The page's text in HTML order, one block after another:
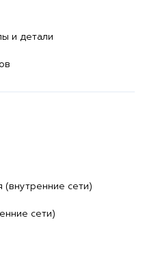
и детали
(внутренние сети)
сети)